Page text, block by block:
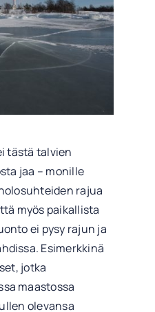
tästä talvien
jaa – monille
rajua
myös paikallista
ei pysy rajun ja
Esimerkkinä
jotka
maastossa
olevansa